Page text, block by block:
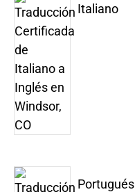
Italiano
Portugués